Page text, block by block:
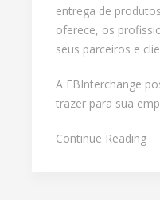
entrega de
oferece, os
seus parceiros e
A EBInterchange
trazer para sua
Continue Reading